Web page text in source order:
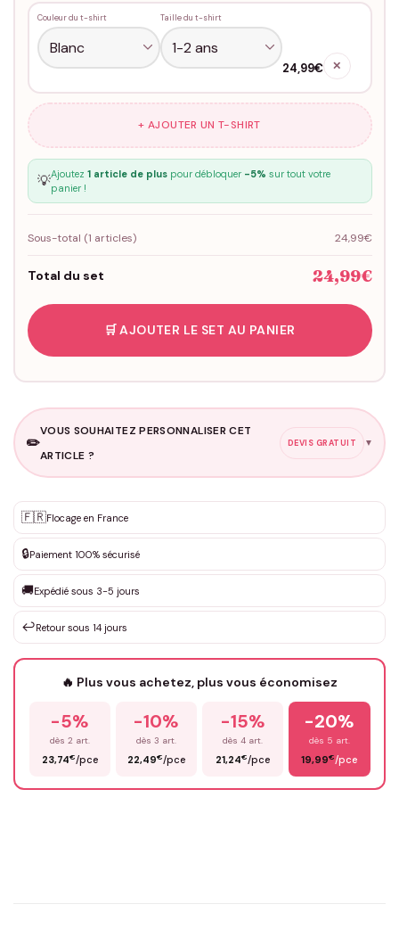
Couleur du t-shirt Taille du t-shirt
24,99€ ✕
+ AJOUTER UN T-SHIRT
💡Ajoutez 1 article de pluspour débloquer -5% sur tout votre
panier !
Sous-total (1 articles) 24,99€
Total du set 24,99€
🛒 AJOUTER LE SET AU PANIER
✏️
VOUS SOUHAITEZ PERSONNALISER CET
ARTICLE ?
DEVIS GRATUIT ▼
✨ Personnalisation sur mesure
DEVIS GRATUIT · Personnalisation de 3 à 10€ selon la demande
Que souhaitez-vous ?*
Votre texte / idée*
Prénom*
🇫🇷Flocage en France
🔒Paiement 100% sécurisé
🚚Expédié sous 3-5 jours
↩️Retour sous 14 jours
🔥 Plus vous achetez, plus vous économisez
-5%
dès 2 art.
23,74€/pce
-10%
dès 3 art.
22,49€/pce
-15%
dès 4 art.
21,24€/pce
-20%
dès 5 art.
19,99€/pce